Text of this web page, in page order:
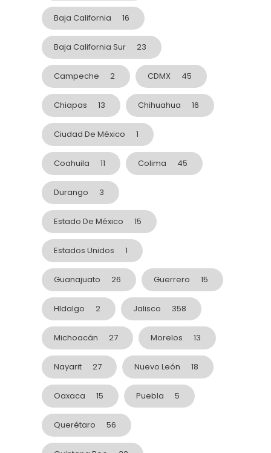
Baja California 16
Baja California Sur 23
Campeche 2 CDMX 45
Chiapas 13 Chihuahua 16
Ciudad De México 1
Coahuila 11 Colima 45
Durango 3
Estado De México 15
Estados Unidos 1
Guanajuato 26 Guerrero 15
HIdalgo 2 Jalisco 358
Michoacán 27 Morelos 13
Nayarit 27 Nuevo León 18
Oaxaca 15 Puebla 5
Querétaro 56